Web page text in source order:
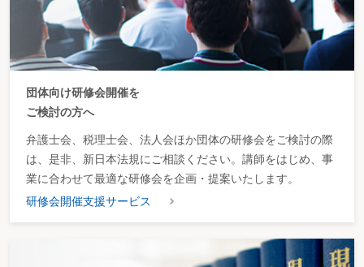
団体向け研修会開催を
ご検討の方へ
弁護士会、税理士会、法人会ほか団体の研修会をご検討の際
は、是非、新日本法規にご相談ください。講師をはじめ、事
業に合わせて最適な研修会を企画・提案いたします。
研修会開催支援サービス